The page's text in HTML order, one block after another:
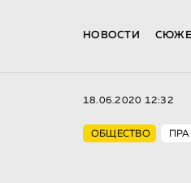
НОВОСТИ
18.06.2020 12:32
ОБЩЕСТВО